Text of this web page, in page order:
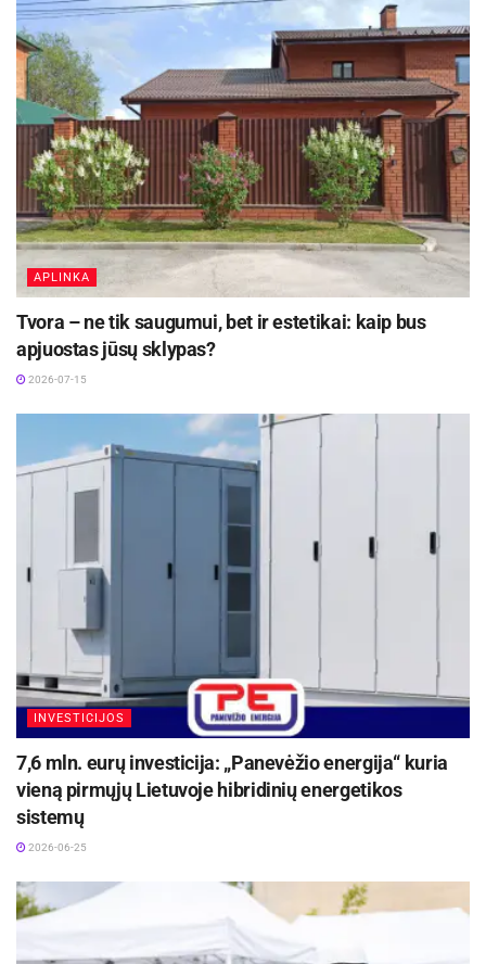
APLINKA
Tvora – ne tik saugumui, bet ir estetikai: kaip bus
apjuostas jūsų sklypas?
2026-07-15
INVESTICIJOS
7,6 mln. eurų investicija: „Panevėžio energija“ kuria
vieną pirmųjų Lietuvoje hibridinių energetikos
sistemų
2026-06-25